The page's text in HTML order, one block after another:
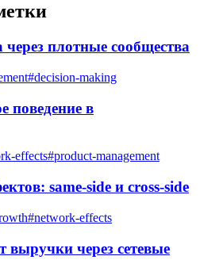
через плотные сообщества
#decision-making
поведение в
effects#product-management
same-side и cross-side
#network-effects
через сетевые